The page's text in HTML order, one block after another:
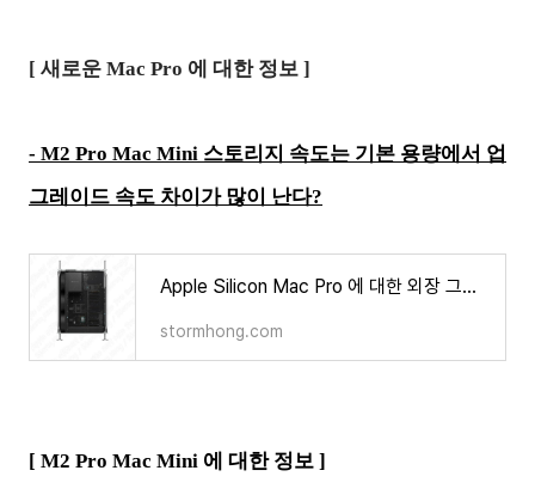
[ 새로운 Mac Pro 에 대한 정보 ]
- M2 Pro Mac Mini 스토리지 속도는 기본 용량에서 업
그레이드 속도 차이가 많이 난다?
Apple Silicon Mac Pro 에 대한 외장 그래픽 카드 지원여부와 GPU 관련 정보 등장?
stormhong.com
[ M2 Pro Mac Mini 에 대한 정보 ]